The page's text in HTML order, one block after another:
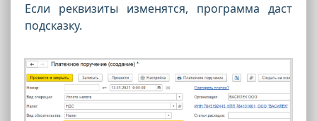
Если реквизиты изменятся, программа даст
подсказку.